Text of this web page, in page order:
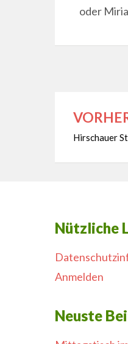
oder
Hirschauer
Nützliche
Anmelden
Neuste